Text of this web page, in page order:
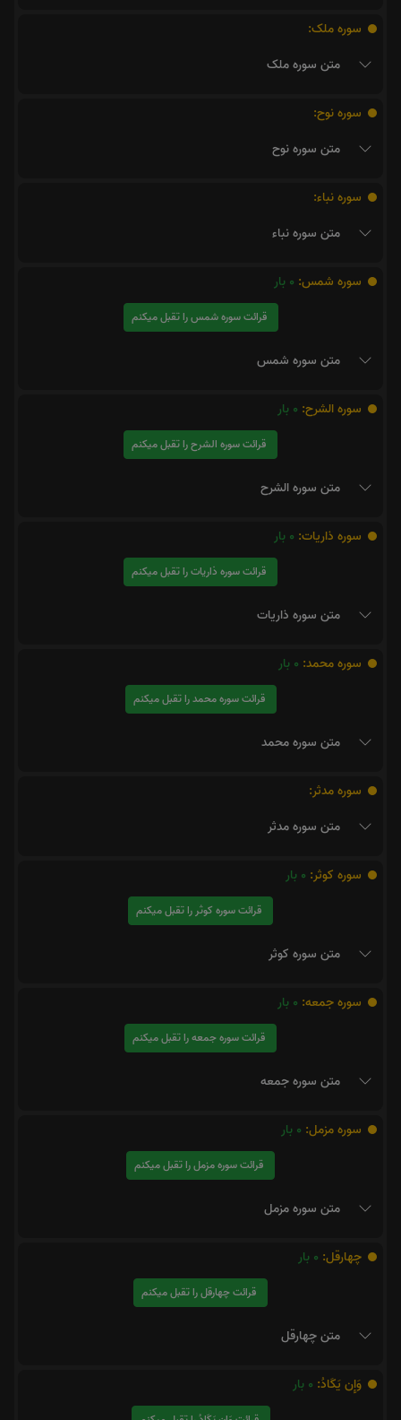
سوره ملک:
متن سوره ملک
سوره نوح:
متن سوره نوح
سوره نباء:
متن سوره نباء
سوره شمس: 0 بار
قرائت سوره شمس را تقبل میکنم
متن سوره شمس
سوره الشرح: 0 بار
قرائت سوره الشرح را تقبل میکنم
متن سوره الشرح
سوره ذاریات: 0 بار
قرائت سوره ذاریات را تقبل میکنم
متن سوره ذاریات
سوره محمد: 0 بار
قرائت سوره محمد را تقبل میکنم
متن سوره محمد
سوره مدثر:
متن سوره مدثر
سوره کوثر: 0 بار
قرائت سوره کوثر را تقبل میکنم
متن سوره کوثر
سوره جمعه: 0 بار
قرائت سوره جمعه را تقبل میکنم
متن سوره جمعه
سوره مزمل: 0 بار
قرائت سوره مزمل را تقبل میکنم
متن سوره مزمل
چهارقل: 0 بار
قرائت چهارقل را تقبل میکنم
متن چهارقل
وَإِن يَكَادُ: 0 بار